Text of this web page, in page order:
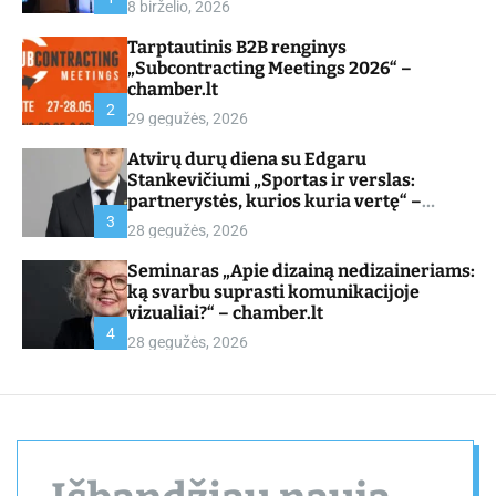
8 birželio, 2026
2
Tarptautinis B2B renginys
„Subcontracting Meetings 2026“ –
chamber.lt
29 gegužės, 2026
3
Atvirų durų diena su Edgaru
Stankevičiumi „Sportas ir verslas:
partnerystės, kurios kuria vertę“ –
chamber.lt
28 gegužės, 2026
4
Seminaras „Apie dizainą nedizaineriams:
ką svarbu suprasti komunikacijoje
vizualiai?“ – chamber.lt
28 gegužės, 2026